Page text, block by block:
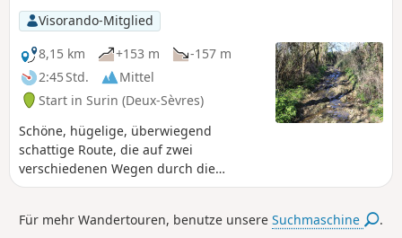
Visorando-Mitglied
8,15 km
+153 m
-157 m
2:45 Std.
Mittel
Start in Surin (Deux-Sèvres)
Schöne, hügelige, überwiegend
schattige Route, die auf zwei
verschiedenen Wegen durch die
Landschaft zwischen drei Flüssen vom
Für mehr Wandertouren, benutze unsereSuchmaschine .